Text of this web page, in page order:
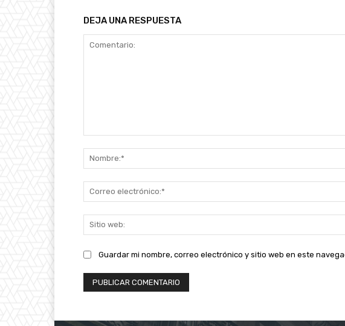
DEJA UNA RESPUESTA
Guardar mi nombre, correo electrónico y sitio web en este